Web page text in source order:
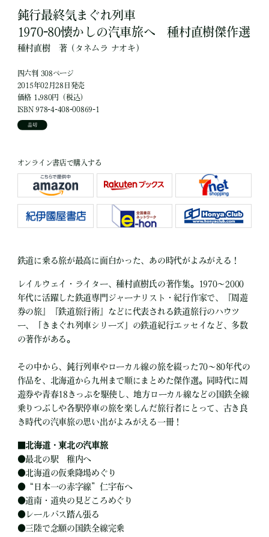
鈍行最終気まぐれ列車
1970-80懐かしの汽車旅へ 種村直樹傑作選
種村直樹 著（タネムラ ナオキ）
四六判 308ページ
2015年02月28日発売
価格 1,980円（税込）
ISBN 978-4-408-00869-1
品切
オンライン書店で購入する
鉄道に乗る旅が最高に面白かった、あの時代がよみがえる！
レイルウェイ・ライター、種村直樹氏の著作集。1970～2000
年代に活躍した鉄道専門ジャーナリスト・紀行作家で、『周遊
券の旅』『鉄道旅行術』などに代表される鉄道旅行のハウツ
ー、「きまぐれ列車シリーズ」の鉄道紀行エッセイなど、多数
の著作がある。
その中から、鈍行列車やローカル線の旅を綴った70～80年代の
作品を、北海道から九州まで順にまとめた傑作選。同時代に周
遊券や青春18きっぷを駆使し、地方ローカル線などの国鉄全線
乗りつぶしや各駅停車の旅を楽しんだ旅行者にとって、古き良
き時代の汽車旅の思い出がよみがえる一冊！
■北海道・東北の汽車旅
●最北の駅 稚内へ
●北海道の仮乗降場めぐり
● “日本一の赤字線”仁宇布へ
●道南・道央の見どころめぐり
● レールバス踏ん張る
●三陸で念願の国鉄全線完乗